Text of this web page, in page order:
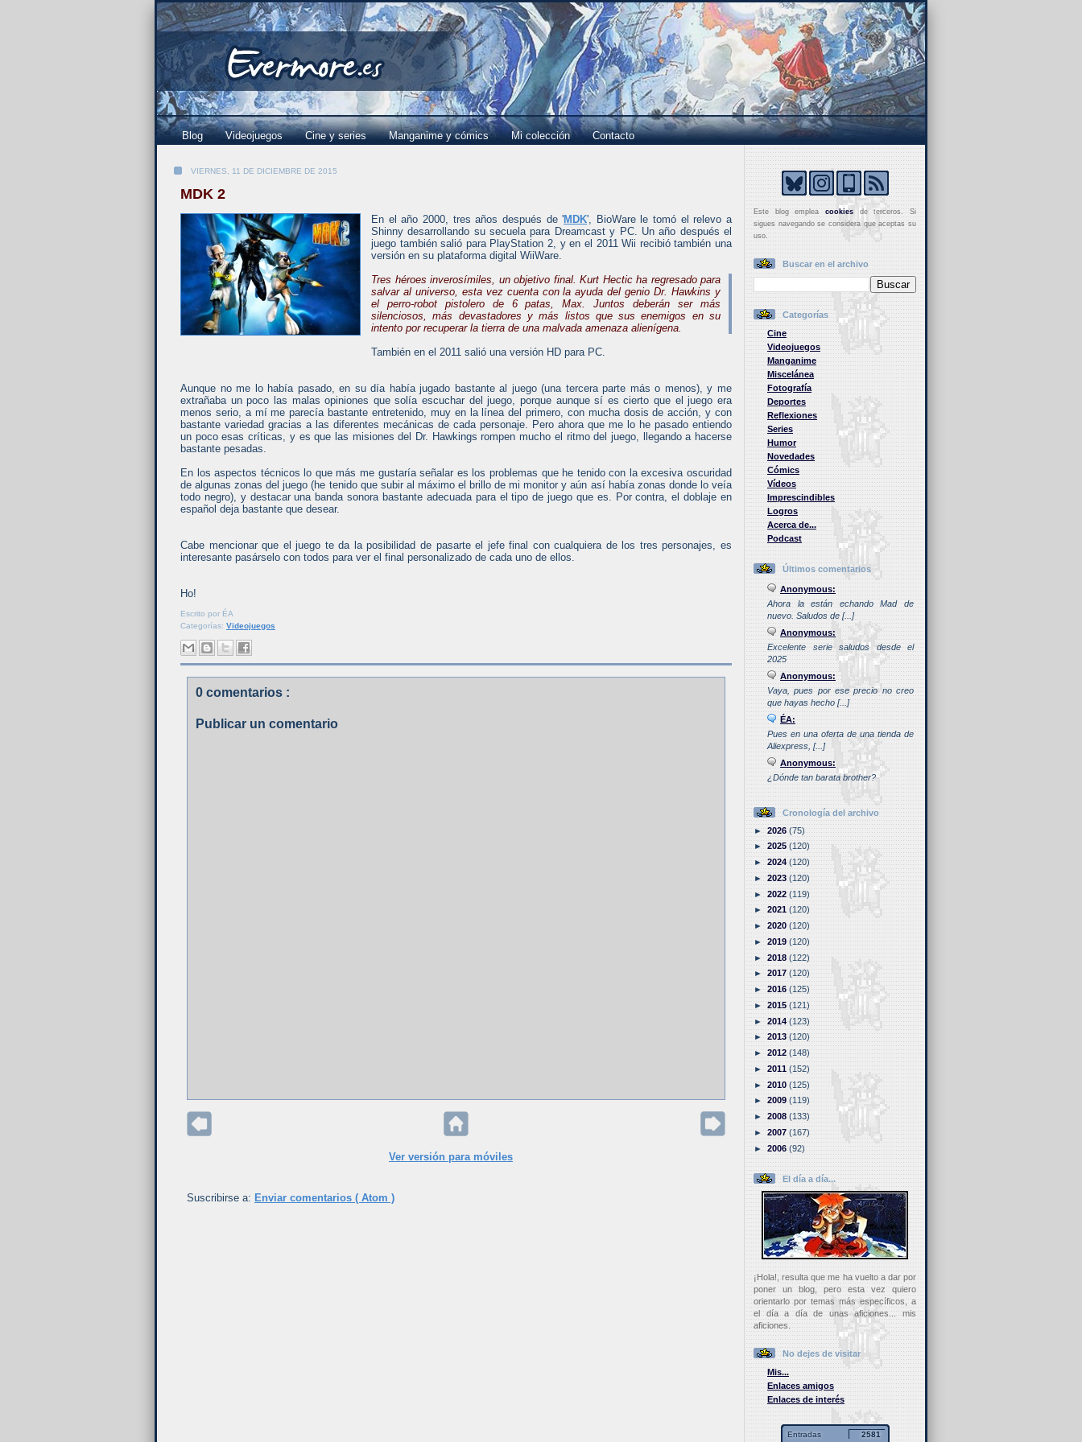
Blog Videojuegos Cine y series Manganime y cómics Mi colección Contacto
VIERNES, 11 DE DICIEMBRE DE 2015
MDK 2
En el año 2000, tres años después de 'MDK', BioWare le tomó el relevo a
Shinny desarrollando su secuela para Dreamcast y PC. Un año después el
juego también salió para PlayStation 2, y en el 2011 Wii recibió también una
versión en su plataforma digital WiiWare.
Tres héroes inverosímiles, un objetivo final. Kurt Hectic ha regresado para
salvar al universo, esta vez cuenta con la ayuda del genio Dr. Hawkins y
el perro-robot pistolero de 6 patas, Max. Juntos deberán ser más
silenciosos, más devastadores y más listos que sus enemigos en su
intento por recuperar la tierra de una malvada amenaza alienígena.
También en el 2011 salió una versión HD para PC.
Aunque no me lo había pasado, en su día había jugado bastante al juego (una tercera parte más o menos), y me
extrañaba un poco las malas opiniones que solía escuchar del juego, porque aunque sí es cierto que el juego era
menos serio, a mí me parecía bastante entretenido, muy en la línea del primero, con mucha dosis de acción, y con
bastante variedad gracias a las diferentes mecánicas de cada personaje. Pero ahora que me lo he pasado entiendo
un poco esas críticas, y es que las misiones del Dr. Hawkings rompen mucho el ritmo del juego, llegando a hacerse
bastante pesadas.
En los aspectos técnicos lo que más me gustaría señalar es los problemas que he tenido con la excesiva oscuridad
de algunas zonas del juego (he tenido que subir al máximo el brillo de mi monitor y aún así había zonas donde lo veía
todo negro), y destacar una banda sonora bastante adecuada para el tipo de juego que es. Por contra, el doblaje en
español deja bastante que desear.
Cabe mencionar que el juego te da la posibilidad de pasarte el jefe final con cualquiera de los tres personajes, es
interesante pasárselo con todos para ver el final personalizado de cada uno de ellos.
Ho!
Escrito por ÉA
Categorías: Videojuegos
0 comentarios :
Publicar un comentario
Ver versión para móviles
Suscribirse a: Enviar comentarios ( Atom )
Este blog empleacookies de terceros. Si
sigues navegando se considera que aceptas su
uso.
Buscar en el archivo
Categorías
Cine
Videojuegos
Manganime
Miscelánea
Fotografía
Deportes
Reflexiones
Series
Humor
Novedades
Cómics
Vídeos
Imprescindibles
Logros
Acerca de...
Podcast
Últimos comentarios
Anonymous:
Ahora la están echando Mad de
nuevo. Saludos de [...]
Anonymous:
Excelente serie saludos desde el
2025
Anonymous:
Vaya, pues por ese precio no creo
que hayas hecho [...]
ÉA:
Pues en una oferta de una tienda de
Aliexpress, [...]
Anonymous:
¿Dónde tan barata brother?
Cronología del archivo
►2026(75)
►2025(120)
►2024(120)
►2023(120)
►2022(119)
►2021(120)
►2020(120)
►2019(120)
►2018(122)
►2017(120)
►2016(125)
►2015(121)
►2014(123)
►2013(120)
►2012(148)
►2011(152)
►2010(125)
►2009(119)
►2008(133)
►2007(167)
►2006(92)
El día a día...
¡Hola!, resulta que me ha vuelto a dar por
poner un blog, pero esta vez quiero
orientarlo por temas más específicos, a
el día a día de unas aficiones... mis
aficiones.
No dejes de visitar
Mis...
Enlaces amigos
Enlaces de interés
Entradas 2581